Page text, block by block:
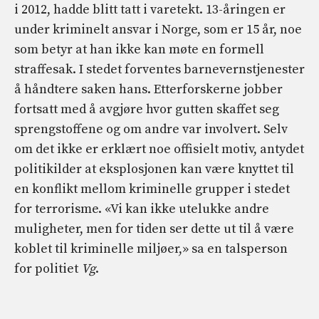
i 2012, hadde blitt tatt i varetekt. 13-åringen er
under kriminelt ansvar i Norge, som er 15 år, noe
som betyr at han ikke kan møte en formell
straffesak. I stedet forventes barnevernstjenester
å håndtere saken hans. Etterforskerne jobber
fortsatt med å avgjøre hvor gutten skaffet seg
sprengstoffene og om andre var involvert. Selv
om det ikke er erklært noe offisielt motiv, antydet
politikilder at eksplosjonen kan være knyttet til
en konflikt mellom kriminelle grupper i stedet
for terrorisme. «Vi kan ikke utelukke andre
muligheter, men for tiden ser dette ut til å være
koblet til kriminelle miljøer,» sa en talsperson
for politiet Vg.